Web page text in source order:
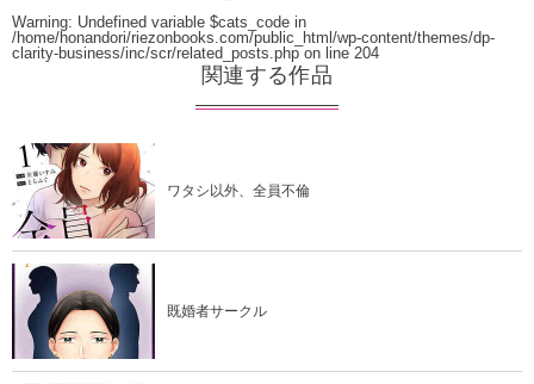
Warning: Undefined variable $cats_code in
/home/honandori/riezonbooks.com/public_html/wp-content/themes/dp-
clarity-business/inc/scr/related_posts.php on line 204
関連する作品
ワタシ以外、全員不倫
既婚者サークル